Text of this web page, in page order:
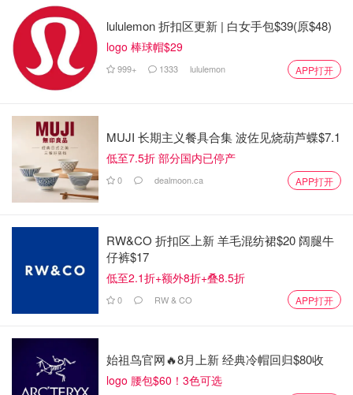
图片来自于@pexels ，版权属于原作者
影响保费的因素
lululemon 折扣区更新 | 白女手包$39(原$48)
logo 棒球帽$29
999+ 1333 lululemon APP打开
MUJI 长期主义餐具合集 波佐见烧葫芦蝶$7.1
低至7.5折 部分国内已停产
0 dealmoon.ca APP打开
RW&CO 折扣区上新 羊毛混纺裙$20 阔腿牛
仔裤$17
低至2.1折+额外8折+叠8.5折
0 RW & CO APP打开
始祖鸟官网🔥8月上新 经典冷帽回归$80收
logo 腰包$60！3色可选